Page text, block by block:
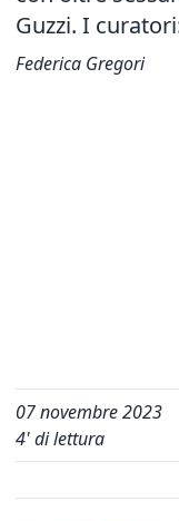
Guzzi. I
Federica Gregori
07 novembre 2023
4' di lettura